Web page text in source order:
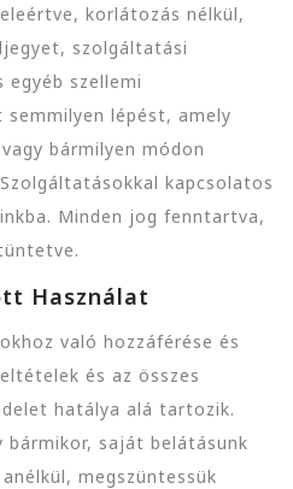
korlátozás nélkül,
szolgáltatási
szellemi
lépést, amely
bármilyen módon
kapcsolatos
Minden jog fenntartva,
Használat
való hozzáférése és
és az összes
hatálya alá tartozik.
saját belátásunk
megszüntessük